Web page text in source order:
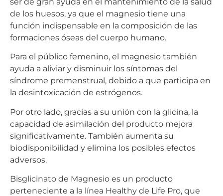
de los huesos, ya que el magnesio tiene una
función indispensable en la composición de las
formaciones óseas del cuerpo humano.
Para el público femenino, el magnesio también
ayuda a aliviar y disminuir los síntomas del
síndrome premenstrual, debido a que participa en
la desintoxicación de estrógenos.
Por otro lado, gracias a su unión con la glicina, la
capacidad de asimilación del producto mejora
significativamente. También aumenta su
biodisponibilidad y elimina los posibles efectos
adversos.
Bisglicinato de Magnesio es un producto
perteneciente a la línea Healthy de Life Pro, que